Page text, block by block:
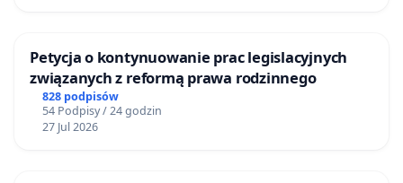
Petycja o kontynuowanie prac legislacyjnych
związanych z reformą prawa rodzinnego
828 podpisów
54 Podpisy / 24 godzin
27 Jul 2026